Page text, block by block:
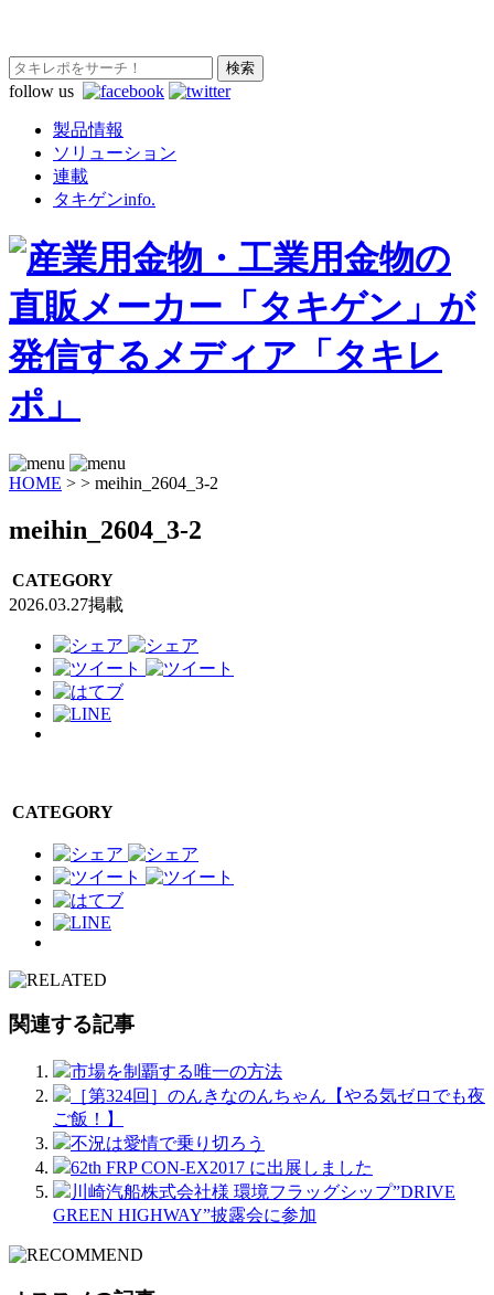
follow us
製品情報
ソリューション
連載
タキゲンinfo.
HOME > > meihin_2604_3-2
meihin_2604_3-2
CATEGORY
2026.03.27掲載
CATEGORY
関連する記事
市場を制覇する唯一の方法
［第324回］のんきなのんちゃん【やる気ゼロでも夜
ご飯！】
不況は愛情で乗り切ろう
62th FRP CON-EX2017 に出展しました
川崎汽船株式会社様 環境フラッグシップ”DRIVE
GREEN HIGHWAY”披露会に参加